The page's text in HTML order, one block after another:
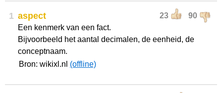
1 23 90
aspect
Een kenmerk van een fact.
Bijvoorbeeld het aantal decimalen, de eenheid, de
conceptnaam.
Bron: wikixl.nl (offline)